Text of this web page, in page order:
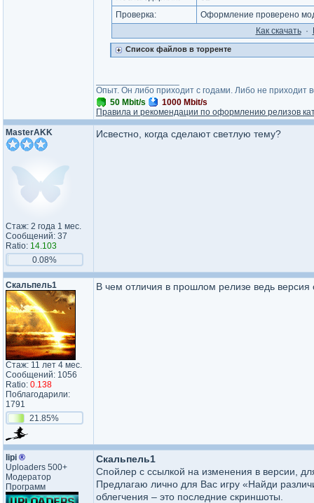
Проверка:
Оформление проверено
Как cкачать·
Список файлов в торренте
Опыт. Он либо приходит с годами. Либо не приходит
50 Mbit/s
1000 Mbit/s
Правила и рекомендации по оформлению релизов
MasterAKK
Стаж: 2 года 1 мес.
Сообщений: 37
Ratio: 14.103
0.08%
Исвестно, когда сделают светлую тему?
Скальпель1
Стаж: 11 лет 4 мес.
Сообщений: 1056
Ratio: 0.138
Поблагодарили:
1791
21.85%
В чем отличия в прошлом релизе ведь
lipi ®
Uploaders 500+
Модератор
Программ
Скальпель1
Спойлер с ссылкой на изменения в версии,
Предлагаю лично для Вас игру «Найди
облегчения – это последние скриншоты.